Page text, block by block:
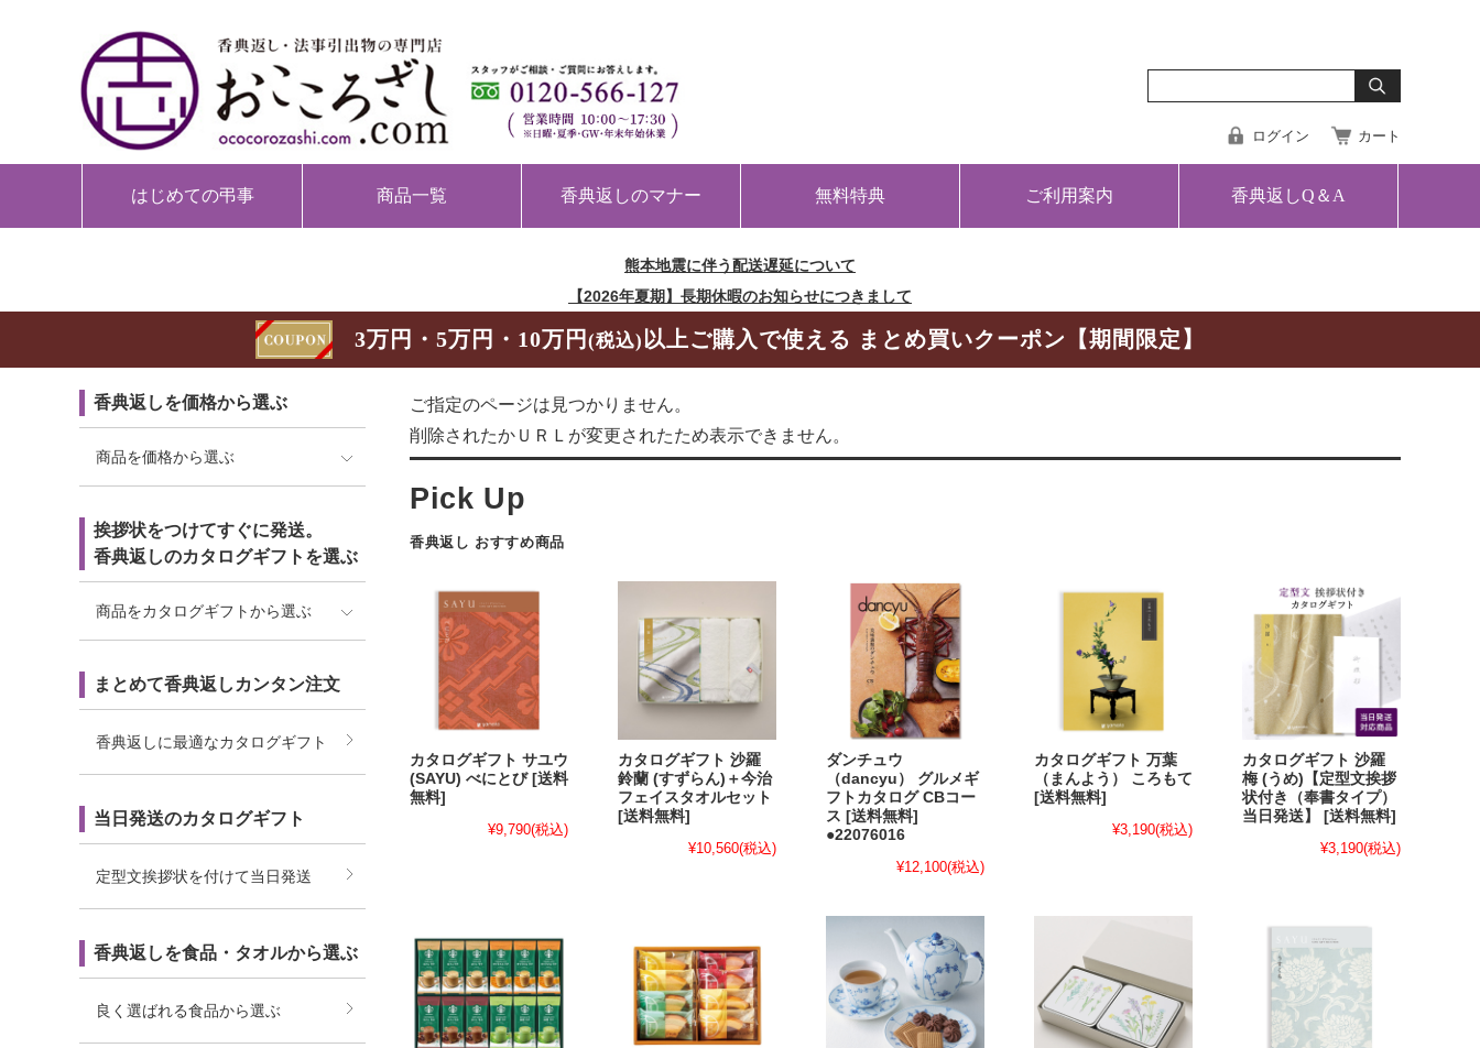
ログイン カート
はじめての弔事 商品一覧 香典返しのマナー 無料特典 ご利用案内 香典返しQ＆A
熊本地震に伴う配送遅延について
【2026年夏期】長期休暇のお知らせにつきまして
3万円・5万円・10万円 (税込) 以上ご購入で使える まとめ買いクーポン【期間限定】
ご指定のページは見つかりません。
削除されたかＵＲＬが変更されたため表示できません。
香典返し おすすめ商品
カタログギフト サユウ
(SAYU) べにとび [送料
無料]
¥9,790(税込)
カタログギフト 沙羅
鈴蘭 (すずらん)＋今治
フェイスタオルセット
[送料無料]
¥10,560(税込)
ダンチュウ
（dancyu） グルメギ
フトカタログ CBコー
ス [送料無料]
●22076016
¥12,100(税込)
カタログギフト 万葉
（まんよう） ころもて
[送料無料]
¥3,190(税込)
カタログギフト 沙羅
梅 (うめ)【定型文挨拶
状付き（奉書タイプ）
当日発送】 [送料無料]
¥3,190(税込)
香典返しを価格から選ぶ
商品を価格から選ぶ
挨拶状をつけてすぐに発送。
香典返しのカタログギフトを選ぶ
商品をカタログギフトから選ぶ
まとめて香典返しカンタン注文
香典返しに最適なカタログギフト
当日発送のカタログギフト
定型文挨拶状を付けて当日発送
香典返しを食品・タオルから選ぶ
良く選ばれる食品から選ぶ